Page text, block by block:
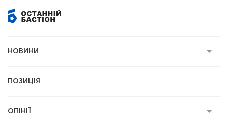
НОВИНИ
Економіка
ПОЗИЦІЯ
ОПІНІЇ